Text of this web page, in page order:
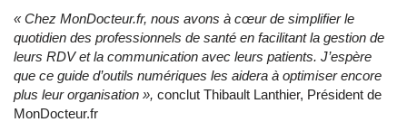
« Chez MonDocteur.fr, nous avons à cœur de simplifier le
quotidien des professionnels de santé en facilitant la gestion de
leurs RDV et la communication avec leurs patients. J’espère
que ce guide d’outils numériques les aidera à optimiser encore
plus leur organisation », conclut Thibault Lanthier, Président de
MonDocteur.fr